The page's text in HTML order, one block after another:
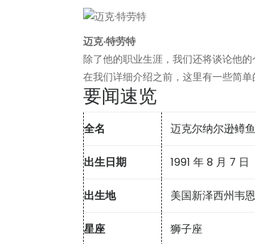
迈克·特劳特
除了他的职业生涯，我们还将谈论他
在我们详细介绍之前，这里有一些简单
要闻速览
全名 迈克尔纳尔逊鳟鱼
出生日期 1991 年 8 月 7 日
出生地 美国新泽西州韦
星座 狮子座